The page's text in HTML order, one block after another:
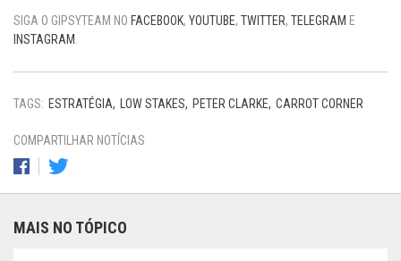
SIGA O GIPSYTEAM NO FACEBOOK, YOUTUBE, TWITTER, TELEGRAM E
INSTAGRAM
TAGS: ESTRATÉGIA LOW STAKES PETER CLARKE CARROT CORNER
COMPARTILHAR NOTÍCIAS
MAIS NO TÓPICO